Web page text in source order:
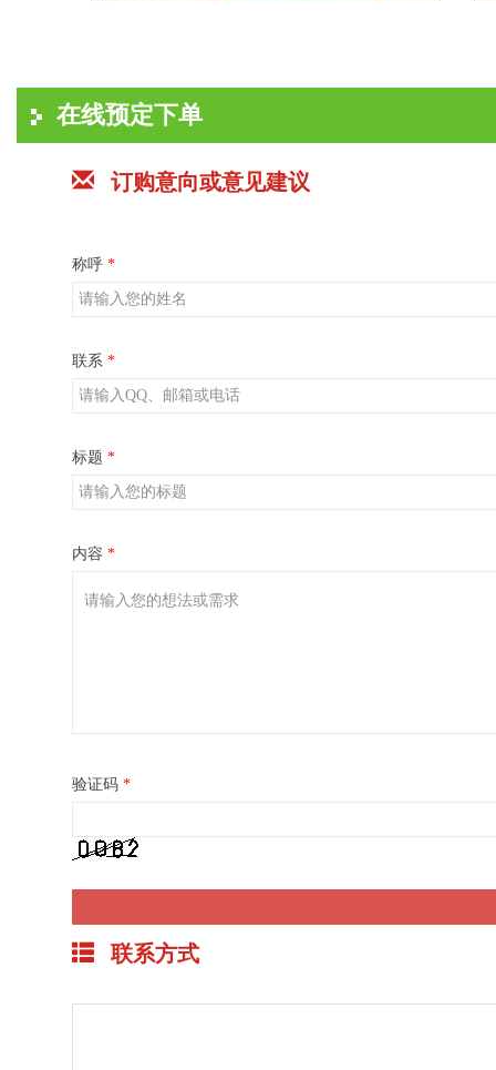
在线预定下单
订购意向或意见建议
称呼 *
联系 *
标题 *
内容 *
验证码 *
联系方式